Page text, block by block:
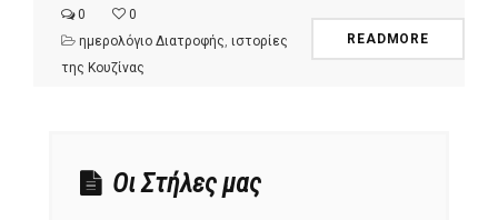
0
0
ημερολόγιο Διατροφής ιστορίες
της Κουζίνας
READMORE
Οι Στήλες μας